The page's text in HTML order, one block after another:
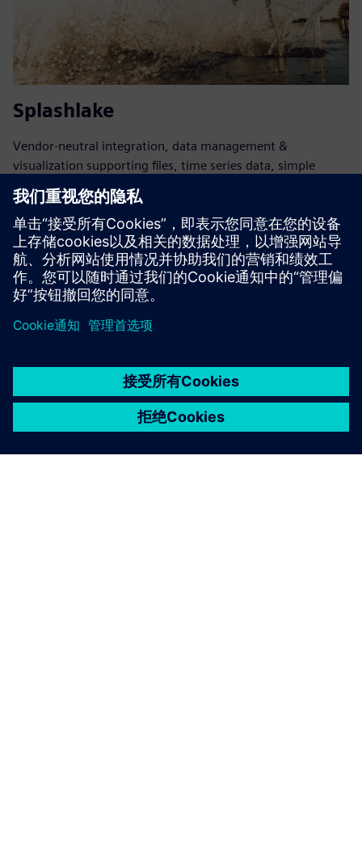
Splashlake
Vendor-neutral integration, data management &
visualization supporting files, time series data, simple
instruments, relational data, metadata & chemical
structures. Supports FAIR data & compliance, enabling
organizations to harnes...
了解更多信息